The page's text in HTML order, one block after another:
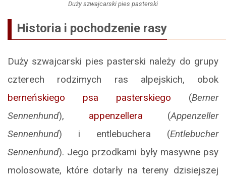
Duży szwajcarski pies pasterski
Historia i pochodzenie rasy
Duży szwajcarski pies pasterski należy do grupy
czterech rodzimych ras alpejskich, obok
berneńskiego psa pasterskiego (Berner
Sennenhund), appenzellera (Appenzeller
Sennenhund) i entlebuchera (Entlebucher
Sennenhund). Jego przodkami były masywne psy
molosowate, które dotarły na tereny dzisiejszej